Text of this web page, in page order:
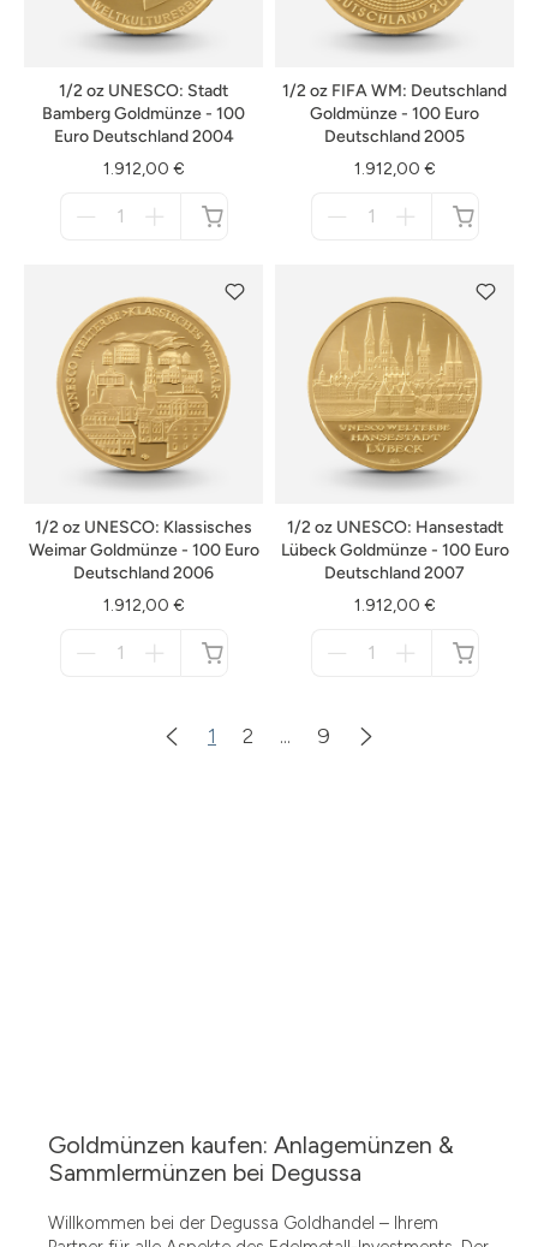
1/2 oz UNESCO: Stadt
Bamberg Goldmünze - 100
Euro Deutschland 2004
1.912,00 €
1/2 oz FIFA WM: Deutschland
Goldmünze - 100 Euro
Deutschland 2005
1.912,00 €
1/2 oz UNESCO: Klassisches
Weimar Goldmünze - 100 Euro
Deutschland 2006
1.912,00 €
1/2 oz UNESCO: Hansestadt
Lübeck Goldmünze - 100 Euro
Deutschland 2007
1.912,00 €
1 2 ... 9
Goldmünzen kaufen: Anlagemünzen &
Sammlermünzen bei Degussa
Willkommen bei der Degussa Goldhandel – Ihrem